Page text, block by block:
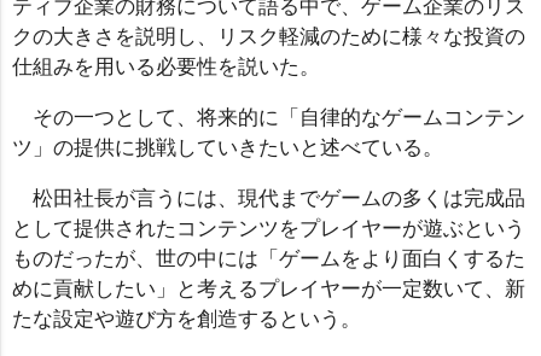
ティブ企業の財務について語る中で、ゲーム企業のリス
クの大きさを説明し、リスク軽減のために様々な投資の
仕組みを用いる必要性を説いた。
その一つとして、将来的に「自律的なゲームコンテン
ツ」の提供に挑戦していきたいと述べている。
松田社長が言うには、現代までゲームの多くは完成品
として提供されたコンテンツをプレイヤーが遊ぶという
ものだったが、世の中には「ゲームをより面白くするた
めに貢献したい」と考えるプレイヤーが一定数いて、新
たな設定や遊び方を創造するという。